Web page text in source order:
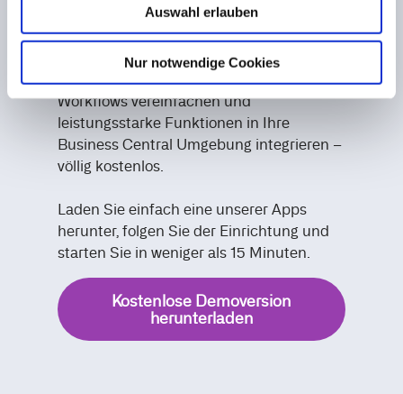
Auswahl erlauben
Nur notwendige Cookies
einer 30-tägigen kostenlosen
Demoversion direkt über den Microsoft
Marketplace. Entdecken Sie, wie unsere
Lösungen die Produktivität steigern,
Workflows vereinfachen und
leistungsstarke Funktionen in Ihre
Business Central Umgebung integrieren –
völlig kostenlos.
Laden Sie einfach eine unserer Apps
herunter, folgen Sie der Einrichtung und
starten Sie in weniger als 15 Minuten.
Kostenlose Demoversion
herunterladen